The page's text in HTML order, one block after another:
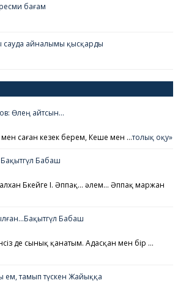
бағам
сауда айналымы қысқарды
Өлең айтсын…
саған кезек берем, Кеше мен …толық оқу»
Бабаш
Бөкейге I. Әппақ… әлем… Әппақ маржан
Бабаш
де сынық қанатым. Адасқан мен бір …
ем, тамып түскен Жайыққа